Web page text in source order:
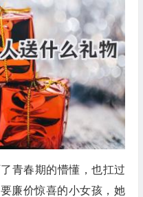
青春期的懵懂，也扛过
廉价惊喜的小女孩，她